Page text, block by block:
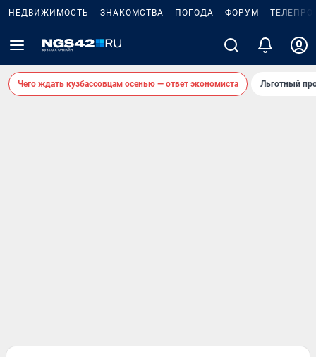
НЕДВИЖИМОСТЬ ЗНАКОМСТВА ПОГОДА ФОРУМ
Чего ждать кузбассовцам осенью — ответ экономиста Льготный